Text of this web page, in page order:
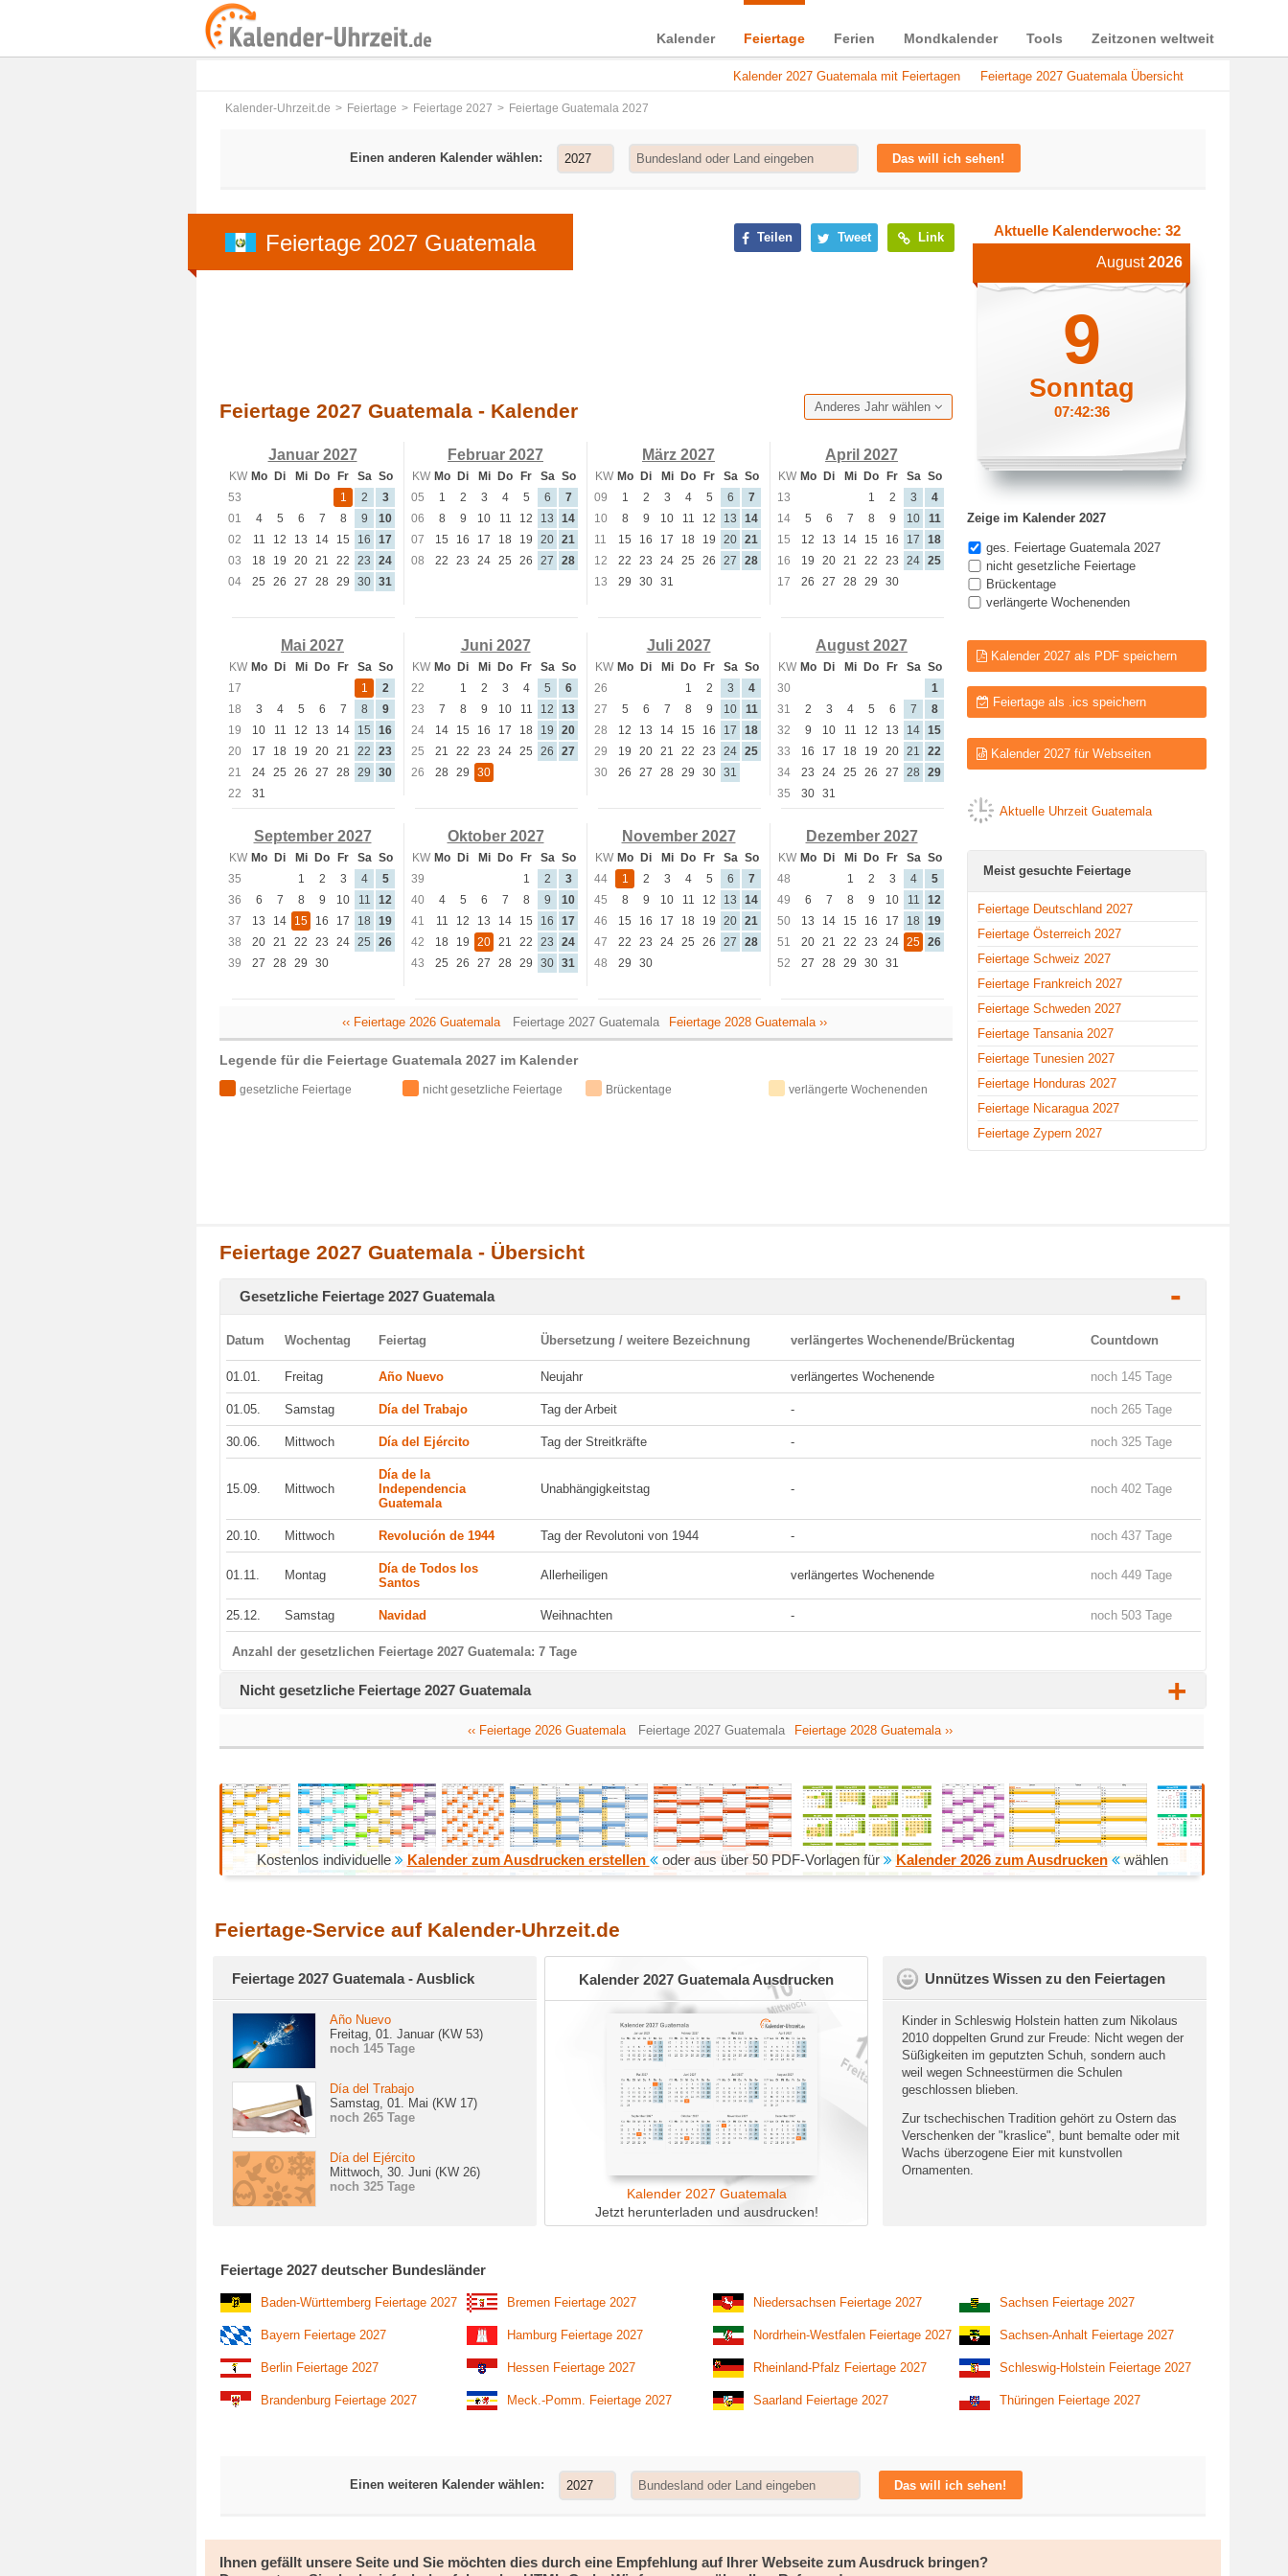
Kalender Feiertage Ferien Mondkalender Tools Zeitzonen weltweit
Kalender 2027 Guatemala mit Feiertagen Feiertage 2027 Guatemala Übersicht
Kalender-Uhrzeit.de Feiertage Feiertage 2027 Feiertage Guatemala 2027
Einen anderen Kalender wählen: Das will ich sehen!
Teilen Tweet Link
Feiertage 2027 Guatemala
Feiertage 2027 Guatemala - Kalender Anderes Jahr wählen
Januar 2027
KW Mo Di Mi Do Fr Sa So
53
1 2
3
01
4 5 6 7 8 9
10
02
11 12 13 14 15 16
17
03
18 19 20 21 22 23
24
04
25 26 27 28 29 30 31
Februar 2027
KW Mo Di Mi Do Fr Sa So
05
1 2 3 4 5 6
7
06
8 9 10 11 12 13
14
07
15 16 17 18 19 20 21
08
22 23 24 25 26 27 28
März 2027
KW Mo Di Mi Do Fr Sa So
09
1 2 3 4 5 6
7
10
8 9 10 11 12 13
14
11
15 16 17 18 19 20 21
12
22 23 24 25 26 27
28
13
29 30 31
April 2027
KW Mo Di Mi Do Fr Sa So
13
1 2 3
4
14
5 6 7 8 9 10
11
15
12 13 14 15 16 17
18
16
19 20 21 22 23 24 25
17
26 27 28 29 30
Mai 2027
KW Mo Di Mi Do Fr Sa So
17
1
2
18
3 4 5 6 7 8
9
19
10 11 12 13 14 15
16
20
17 18 19 20 21 22
23
21
24 25 26 27 28 29
30
22
31
Juni 2027
KW Mo Di Mi Do Fr Sa So
22
1 2 3 4 5
6
23
7 8 9 10 11 12
13
24
14 15 16 17 18 19
20
25
21 22 23 24 25 26
27
26
28 29 30
Juli 2027
KW Mo Di Mi Do Fr Sa So
26
1 2 3
4
27
5 6 7 8 9 10
11
28
12 13 14 15 16 17
18
29
19 20 21 22 23 24 25
30
26 27 28 29 30 31
August 2027
KW Mo Di Mi Do Fr Sa So
30
1
31
2 3 4 5 6 7
8
32
9 10 11 12 13 14 15
33
16 17 18 19 20 21
22
34
23 24 25 26 27 28
29
35
30 31
September 2027
KW Mo Di Mi Do Fr Sa So
35
1 2 3 4
5
36
6 7 8 9 10 11
12
37
13 14 15 16 17 18
19
38
20 21 22 23 24 25
26
39
27 28 29 30
Oktober 2027
KW Mo Di Mi Do Fr Sa So
39
1 2
3
40
4 5 6 7 8 9
10
41
11 12 13 14 15 16
17
42
18 19 20 21 22 23
24
43
25 26 27 28 29 30 31
November 2027
KW Mo Di Mi Do Fr Sa So
44
1 2 3 4 5 6
7
45
8 9 10 11 12 13
14
46
15 16 17 18 19 20 21
47
22 23 24 25 26 27
28
48
29 30
Dezember 2027
KW Mo Di Mi Do Fr Sa So
48
1 2 3 4
5
49
6 7 8 9 10 11
12
50
13 14 15 16 17 18
19
51
20 21 22 23 24 25 26
52
27 28 29 30 31
‹‹ Feiertage 2026 Guatemala Feiertage 2027 Guatemala Feiertage 2028 Guatemala ››
Legende für die Feiertage Guatemala 2027 im Kalender
gesetzliche Feiertage nicht gesetzliche Feiertage Brückentage verlängerte Wochenenden
Aktuelle Kalenderwoche: 32
August2026
9
Sonntag
07:42:36
Zeige im Kalender 2027
ges. Feiertage Guatemala 2027
nicht gesetzliche Feiertage
Brückentage
verlängerte Wochenenden
Kalender 2027 als PDF speichern
Feiertage als .ics speichern
Kalender 2027 für Webseiten
Aktuelle Uhrzeit Guatemala
Meist gesuchte Feiertage
Feiertage Deutschland 2027
Feiertage Österreich 2027
Feiertage Schweiz 2027
Feiertage Frankreich 2027
Feiertage Schweden 2027
Feiertage Tansania 2027
Feiertage Tunesien 2027
Feiertage Honduras 2027
Feiertage Nicaragua 2027
Feiertage Zypern 2027
Feiertage 2027 Guatemala - Übersicht
Gesetzliche Feiertage 2027 Guatemala -
Datum Wochentag Feiertag Übersetzung / weitere Bezeichnung verlängertes Wochenende/Brückentag Countdown
01.01. Freitag Año Nuevo Neujahr verlängertes Wochenende noch 145 Tage
01.05. Samstag Día del Trabajo Tag der Arbeit - noch 265 Tage
30.06. Mittwoch Día del Ejército Tag der Streitkräfte - noch 325 Tage
15.09. Mittwoch
Día de la
Independencia
Guatemala
Unabhängigkeitstag - noch 402 Tage
20.10. Mittwoch Revolución de 1944 Tag der Revolutoni von 1944 - noch 437 Tage
01.11. Montag
Día de Todos los
Santos
Allerheiligen verlängertes Wochenende noch 449 Tage
25.12. Samstag Navidad Weihnachten - noch 503 Tage
Anzahl der gesetzlichen Feiertage 2027 Guatemala: 7 Tage
Nicht gesetzliche Feiertage 2027 Guatemala +
‹‹ Feiertage 2026 Guatemala Feiertage 2027 Guatemala Feiertage 2028 Guatemala ››
Kostenlos individuelle Kalender zum Ausdrucken erstellen oder aus über 50 PDF-Vorlagen für Kalender 2026 zum Ausdrucken wählen
Feiertage-Service auf Kalender-Uhrzeit.de
Feiertage 2027 Guatemala - Ausblick
Año Nuevo
Freitag, 01. Januar (KW 53)
noch 145 Tage
Día del Trabajo
Samstag, 01. Mai (KW 17)
noch 265 Tage
Día del Ejército
Mittwoch, 30. Juni (KW 26)
noch 325 Tage
Kalender 2027 Guatemala Ausdrucken
Kalender 2027 Guatemala
Jetzt herunterladen und ausdrucken!
Unnützes Wissen zu den Feiertagen
Kinder in Schleswig Holstein hatten zum Nikolaus
2010 doppelten Grund zur Freude: Nicht wegen der
Süßigkeiten im geputzten Schuh, sondern auch
weil wegen Schneestürmen die Schulen
geschlossen blieben.
Zur tschechischen Tradition gehört zu Ostern das
Verschenken der "kraslice", bunt bemalte oder mit
Wachs überzogene Eier mit kunstvollen
Ornamenten.
Feiertage 2027 deutscher Bundesländer
Baden-Württemberg Feiertage 2027
Bayern Feiertage 2027
Berlin Feiertage 2027
Brandenburg Feiertage 2027
Bremen Feiertage 2027
Hamburg Feiertage 2027
Hessen Feiertage 2027
Meck.-Pomm. Feiertage 2027
Niedersachsen Feiertage 2027
Nordrhein-Westfalen Feiertage 2027
Rheinland-Pfalz Feiertage 2027
Saarland Feiertage 2027
Sachsen Feiertage 2027
Sachsen-Anhalt Feiertage 2027
Schleswig-Holstein Feiertage 2027
Thüringen Feiertage 2027
Einen weiteren Kalender wählen: Das will ich sehen!
Ihnen gefällt unsere Seite und Sie möchten dies durch eine Empfehlung auf Ihrer Webseite zum Ausdruck bringen?